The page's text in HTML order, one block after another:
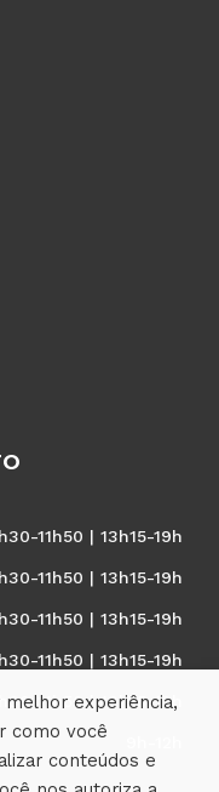
11h50 | 13h15-19h
11h50 | 13h15-19h
11h50 | 13h15-19h
11h50 | 13h15-19h
11h50 | 13h15-19h
experiência,
como você
conteúdos e